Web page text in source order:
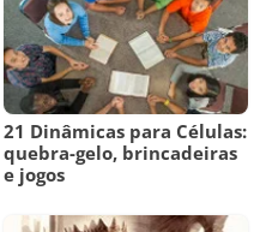
21 Dinâmicas para Células:
quebra-gelo, brincadeiras
e jogos